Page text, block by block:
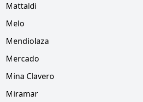
Mattaldi
Melo
Mendiolaza
Mercado
Mina Clavero
Miramar